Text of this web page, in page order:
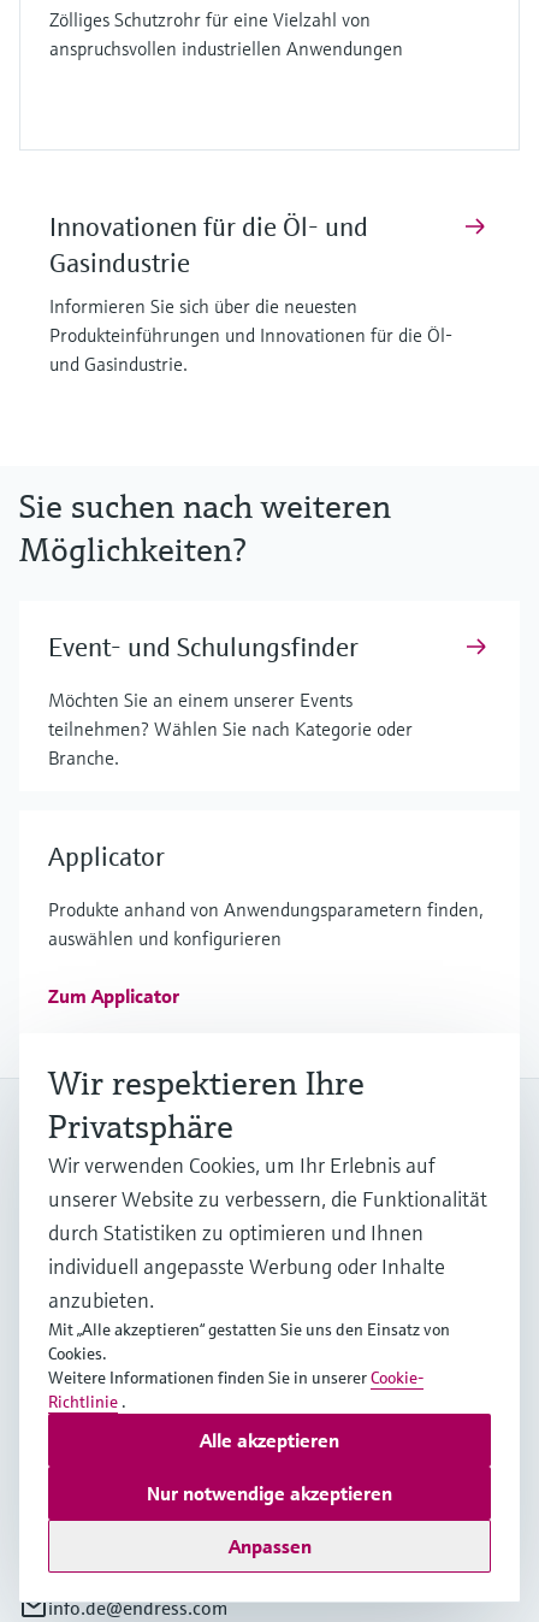
Zölliges Schutzrohr für eine Vielzahl von
anspruchsvollen industriellen Anwendungen
Innovationen für die Öl- und
Gasindustrie
Informieren Sie sich über die neuesten
Produkteinführungen und Innovationen für die Öl-
und Gasindustrie.
Sie suchen nach weiteren
Möglichkeiten?
Event- und Schulungsfinder
Möchten Sie an einem unserer Events
teilnehmen? Wählen Sie nach Kategorie oder
Branche.
Applicator
Produkte anhand von Anwendungsparametern finden,
auswählen und konfigurieren
Zum Applicator
Mein Endress+Hauser
Steigern Sie die Effizienz und sparen Sie wertvolle Zeit mit
einem Mein Endress+Hauser-Konto!
Jetzt registrieren
Anmelden
Weitere Informationen
Endress+Hauser (Deutschland) GmbH+Co. KG
Deutschland
+49762197501
info.de@endress.com
Wir respektieren Ihre
Privatsphäre
Wir verwenden Cookies, um Ihr Erlebnis auf
unserer Website zu verbessern, die Funktionalität
durch Statistiken zu optimieren und Ihnen
individuell angepasste Werbung oder Inhalte
anzubieten.
Mit „Alle akzeptieren“ gestatten Sie uns den Einsatz von
Cookies.
Weitere Informationen finden Sie in unsererCookie-
Richtlinie .
Anpassen
Nur notwendige akzeptieren
Alle akzeptieren